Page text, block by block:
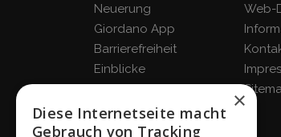
Neuerung
Giordano App
Barrierefreiheit
Einblicke
Blog
FAQ
Web-
×
Diese Internetseite macht
Gebrauch von Tracking